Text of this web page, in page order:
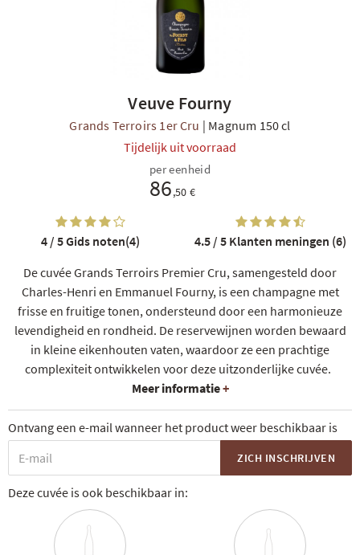
Veuve Fourny
Grands Terroirs 1er Cru | Magnum 150 cl
Tijdelijk uit voorraad
De cuvée Grands Terroirs Premier Cru, samengesteld door
Charles-Henri en Emmanuel Fourny, is een champagne met
frisse en fruitige tonen, ondersteund door een harmonieuze
levendigheid en rondheid. De reservewijnen worden bewaard
in kleine eikenhouten vaten, waardoor ze een prachtige
complexiteit ontwikkelen voor deze uitzonderlijke cuvée.
Meer informatie+
per eenheid
86,50 €
4 / 5Gids noten(4) 4.5 / 5Klanten meningen (6)
Ontvang een e-mail wanneer het product weer beschikbaar is
ZICH INSCHRIJVEN
Deze cuvée is ook beschikbaar in: